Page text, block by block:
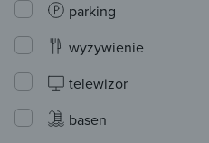
parking
wyżywienie
telewizor
basen